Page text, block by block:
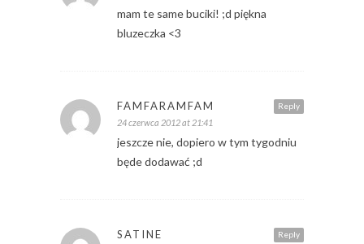
mam te same buciki! ;d piękna
bluzeczka <3
Reply
FAMFARAMFAM
24 czerwca 2012 at 21:41
jeszcze nie, dopiero w tym tygodniu
będe dodawać ;d
Reply
SATINE